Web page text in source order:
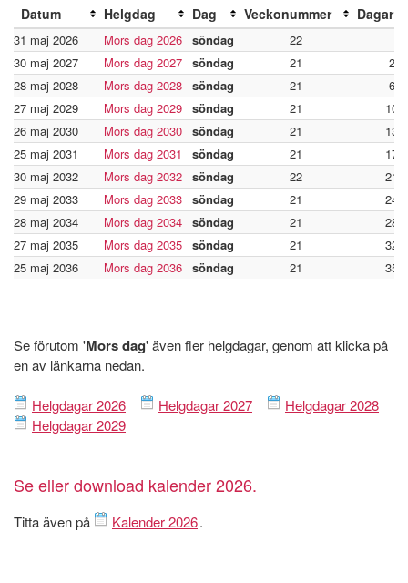
Datum Helgdag Dag Veckonummer Dagar
31 maj 2026 Mors dag 2026 söndag 22
30 maj 2027
Mors dag 2027 söndag 21
296
28 maj 2028
Mors dag 2028 söndag 21
660
27 maj 2029
Mors dag 2029 söndag 21
26 maj 2030
Mors dag 2030 söndag 21
25 maj 2031
Mors dag 2031 söndag 21
30 maj 2032
Mors dag 2032 söndag 22
29 maj 2033
Mors dag 2033 söndag 21
28 maj 2034
Mors dag 2034 söndag 21
27 maj 2035
Mors dag 2035 söndag 21
25 maj 2036
Mors dag 2036 söndag 21
Se förutom 'Mors dag' även fler helgdagar, genom att klicka på
en av länkarna nedan.
Helgdagar 2026 Helgdagar 2027
Helgdagar 2028
Helgdagar 2029
Se eller download kalender 2026.
Titta även på Kalender 2026.